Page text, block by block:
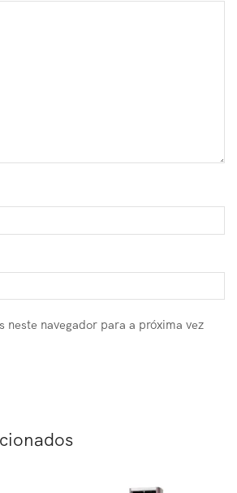
neste navegador para a próxima vez